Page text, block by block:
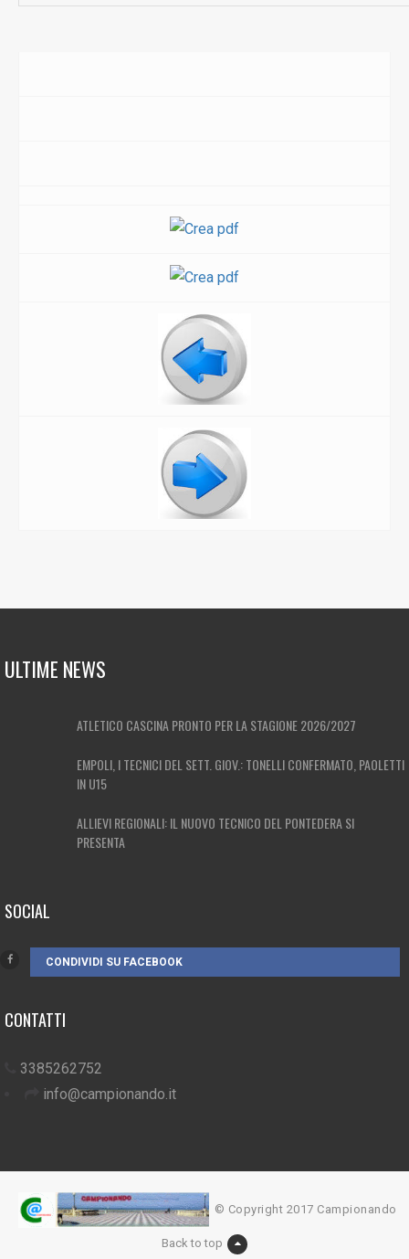
ULTIME NEWS
ATLETICO CASCINA PRONTO PER LA STAGIONE 2026/2027
EMPOLI, I TECNICI DEL SETT. GIOV.: TONELLI CONFERMATO, PAOLETTI
IN U15
ALLIEVI REGIONALI: IL NUOVO TECNICO DEL PONTEDERA SI
PRESENTA
SOCIAL
CONDIVIDI SU FACEBOOK
CONTATTI
3385262752
info@campionando.it
© Copyright 2017 Campionando
Back to top